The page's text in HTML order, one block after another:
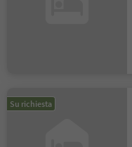
Su richiesta